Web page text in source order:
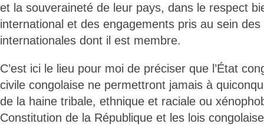
et la souveraineté de leur pays, dans le respect
international et des engagements pris au sein
internationales dont il est membre.
C’est ici le lieu pour moi de préciser que l’État
civile congolaise ne permettront jamais à
de la haine tribale, ethnique et raciale ou
Constitution de la République et les lois